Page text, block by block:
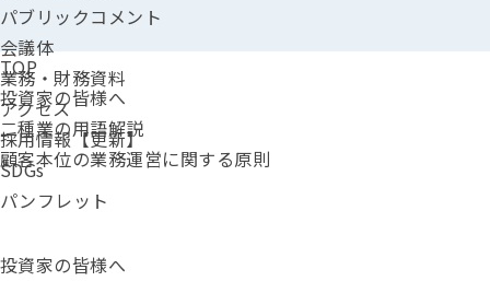
パブリックコメント
会議体
業務・財務資料
アクセス
採用情報【更新】
SDGs
パンフレット
投資家の皆様へ
TOP
投資家の皆様へ
二種業の用語解説
顧客本位の業務運営に関する原則